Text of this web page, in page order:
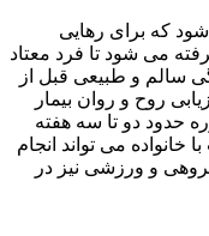
که برای رهایی
می شود تا فرد معتاد
سالم و طبیعی قبل از
روح و روان بیمار
حدود دو تا سه هفته
می تواند انجام
و ورزشی نیز در